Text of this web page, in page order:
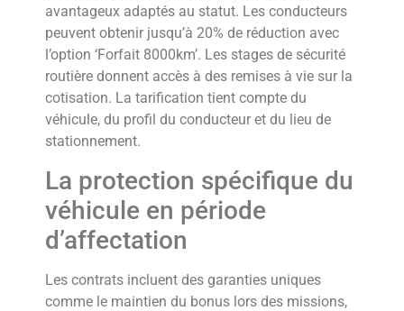
avantageux adaptés au statut. Les conducteurs
peuvent obtenir jusqu’à 20% de réduction avec
l’option ‘Forfait 8000km’. Les stages de sécurité
routière donnent accès à des remises à vie sur la
cotisation. La tarification tient compte du
véhicule, du profil du conducteur et du lieu de
stationnement.
La protection spécifique du
véhicule en période
d’affectation
Les contrats incluent des garanties uniques
comme le maintien du bonus lors des missions,